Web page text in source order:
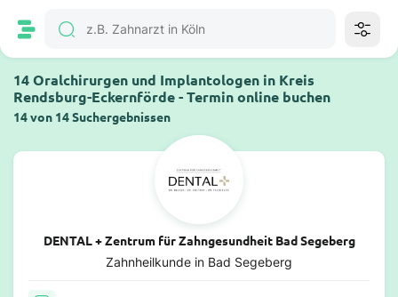
14 Oralchirurgen und Implantologen in Kreis
Rendsburg-Eckernförde - Termin online buchen
14 von 14 Suchergebnissen
DENTAL + Zentrum für Zahngesundheit Bad Segeberg
Zahnheilkunde in Bad Segeberg